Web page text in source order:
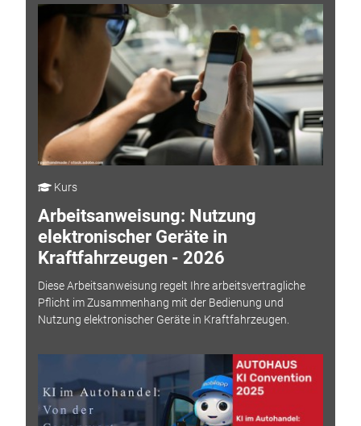
Kurs
Arbeitsanweisung: Nutzung
elektronischer Geräte in
Kraftfahrzeugen - 2026
Diese Arbeitsanweisung regelt Ihre arbeitsvertragliche
Pflicht im Zusammenhang mit der Bedienung und
Nutzung elektronischer Geräte in Kraftfahrzeugen.